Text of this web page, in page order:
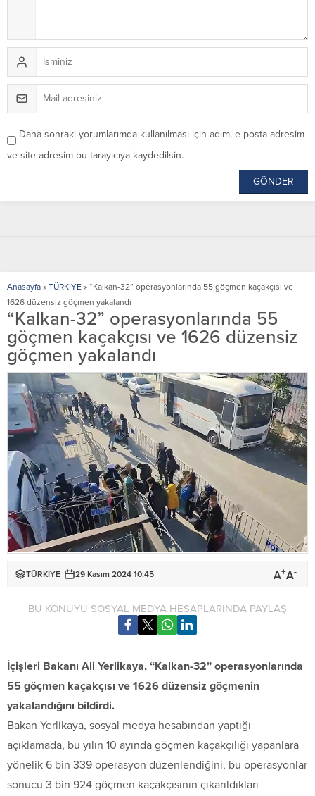
Daha sonraki yorumlarımda kullanılması için adım, e-posta adresim
ve site adresim bu tarayıcıya kaydedilsin.
Anasayfa » TÜRKİYE » “Kalkan-32” operasyonlarında 55 göçmen kaçakçısı ve
1626 düzensiz göçmen yakalandı
“Kalkan-32” operasyonlarında 55
göçmen kaçakçısı ve 1626 düzensiz
göçmen yakalandı
TÜRKİYE 29 Kasım 2024 10:45 A+A-
BU KONUYU SOSYAL MEDYA HESAPLARINDA PAYLAŞ
İçişleri Bakanı Ali Yerlikaya, “Kalkan-32” operasyonlarında
55 göçmen kaçakçısı ve 1626 düzensiz göçmenin
yakalandığını bildirdi.
Bakan Yerlikaya, sosyal medya hesabından yaptığı
açıklamada, bu yılın 10 ayında göçmen kaçakçılığı yapanlara
yönelik 6 bin 339 operasyon düzenlendiğini, bu operasyonlar
sonucu 3 bin 924 göçmen kaçakçısının çıkarıldıkları